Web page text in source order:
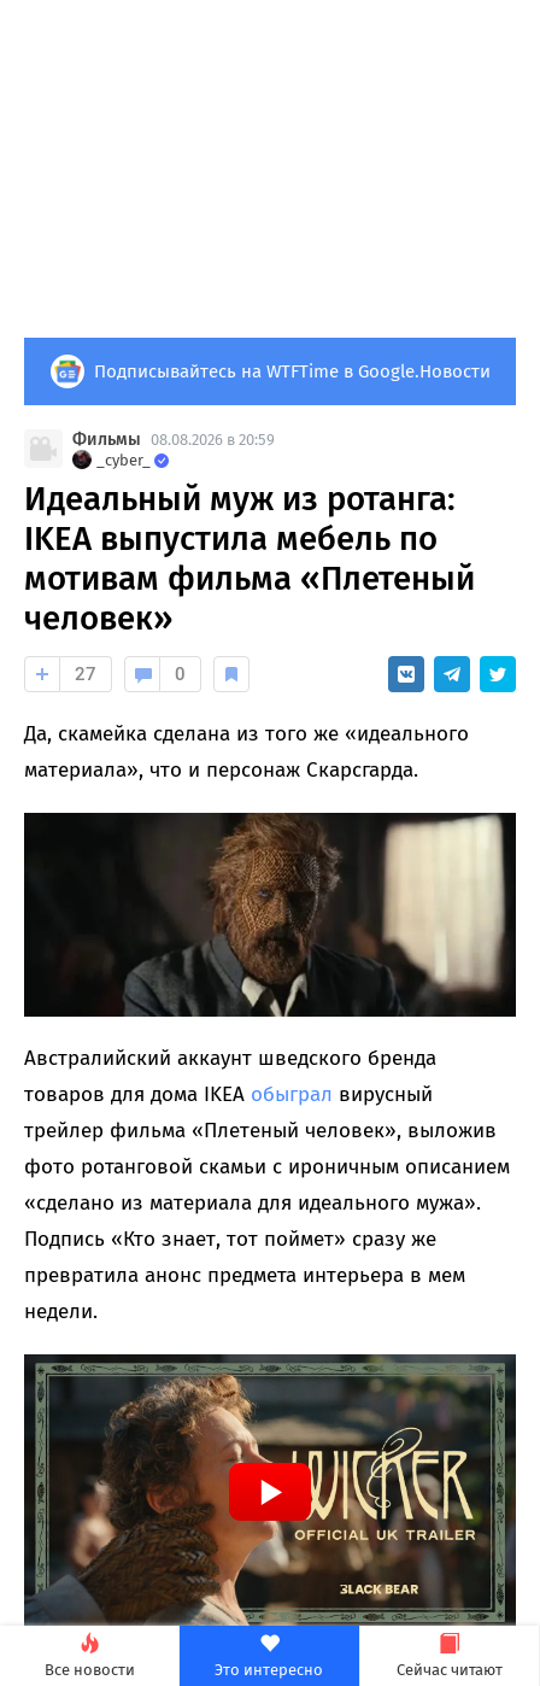
Все новости Это интересно Сейчас читают
Подписывайтесь на WTFTime в Google.Новости
Фильмы 08.08.2026 в 20:59
_cyber_
Идеальный муж из ротанга:
IKEA выпустила мебель по
мотивам фильма «Плетеный
человек»
27 0
Да, скамейка сделана из того же «идеального
материала», что и персонаж Скарсгарда.
Австралийский аккаунт шведского бренда
товаров для дома IKEA обыграл вирусный
трейлер фильма «Плетеный человек», выложив
фото ротанговой скамьи с ироничным описанием
«сделано из материала для идеального мужа».
Подпись «Кто знает, тот поймет» сразу же
превратила анонс предмета интерьера в мем
недели.
Все началось с трейлера, в котором персонаж